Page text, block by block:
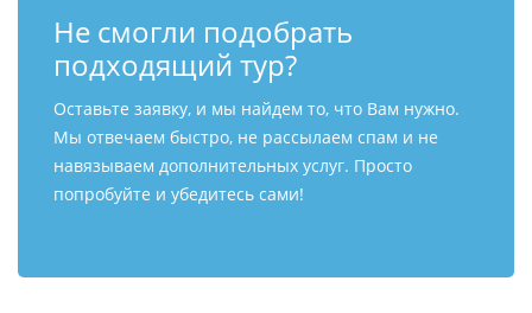
Не смогли подобрать
подходящий тур?
Оставьте заявку, и мы найдем то, что Вам нужно.
Мы отвечаем быстро, не рассылаем спам и не
навязываем дополнительных услуг. Просто
попробуйте и убедитесь сами!